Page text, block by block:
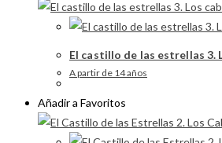
El castillo de las estrellas 3.
A partir de 14 años
Añadir a Favoritos